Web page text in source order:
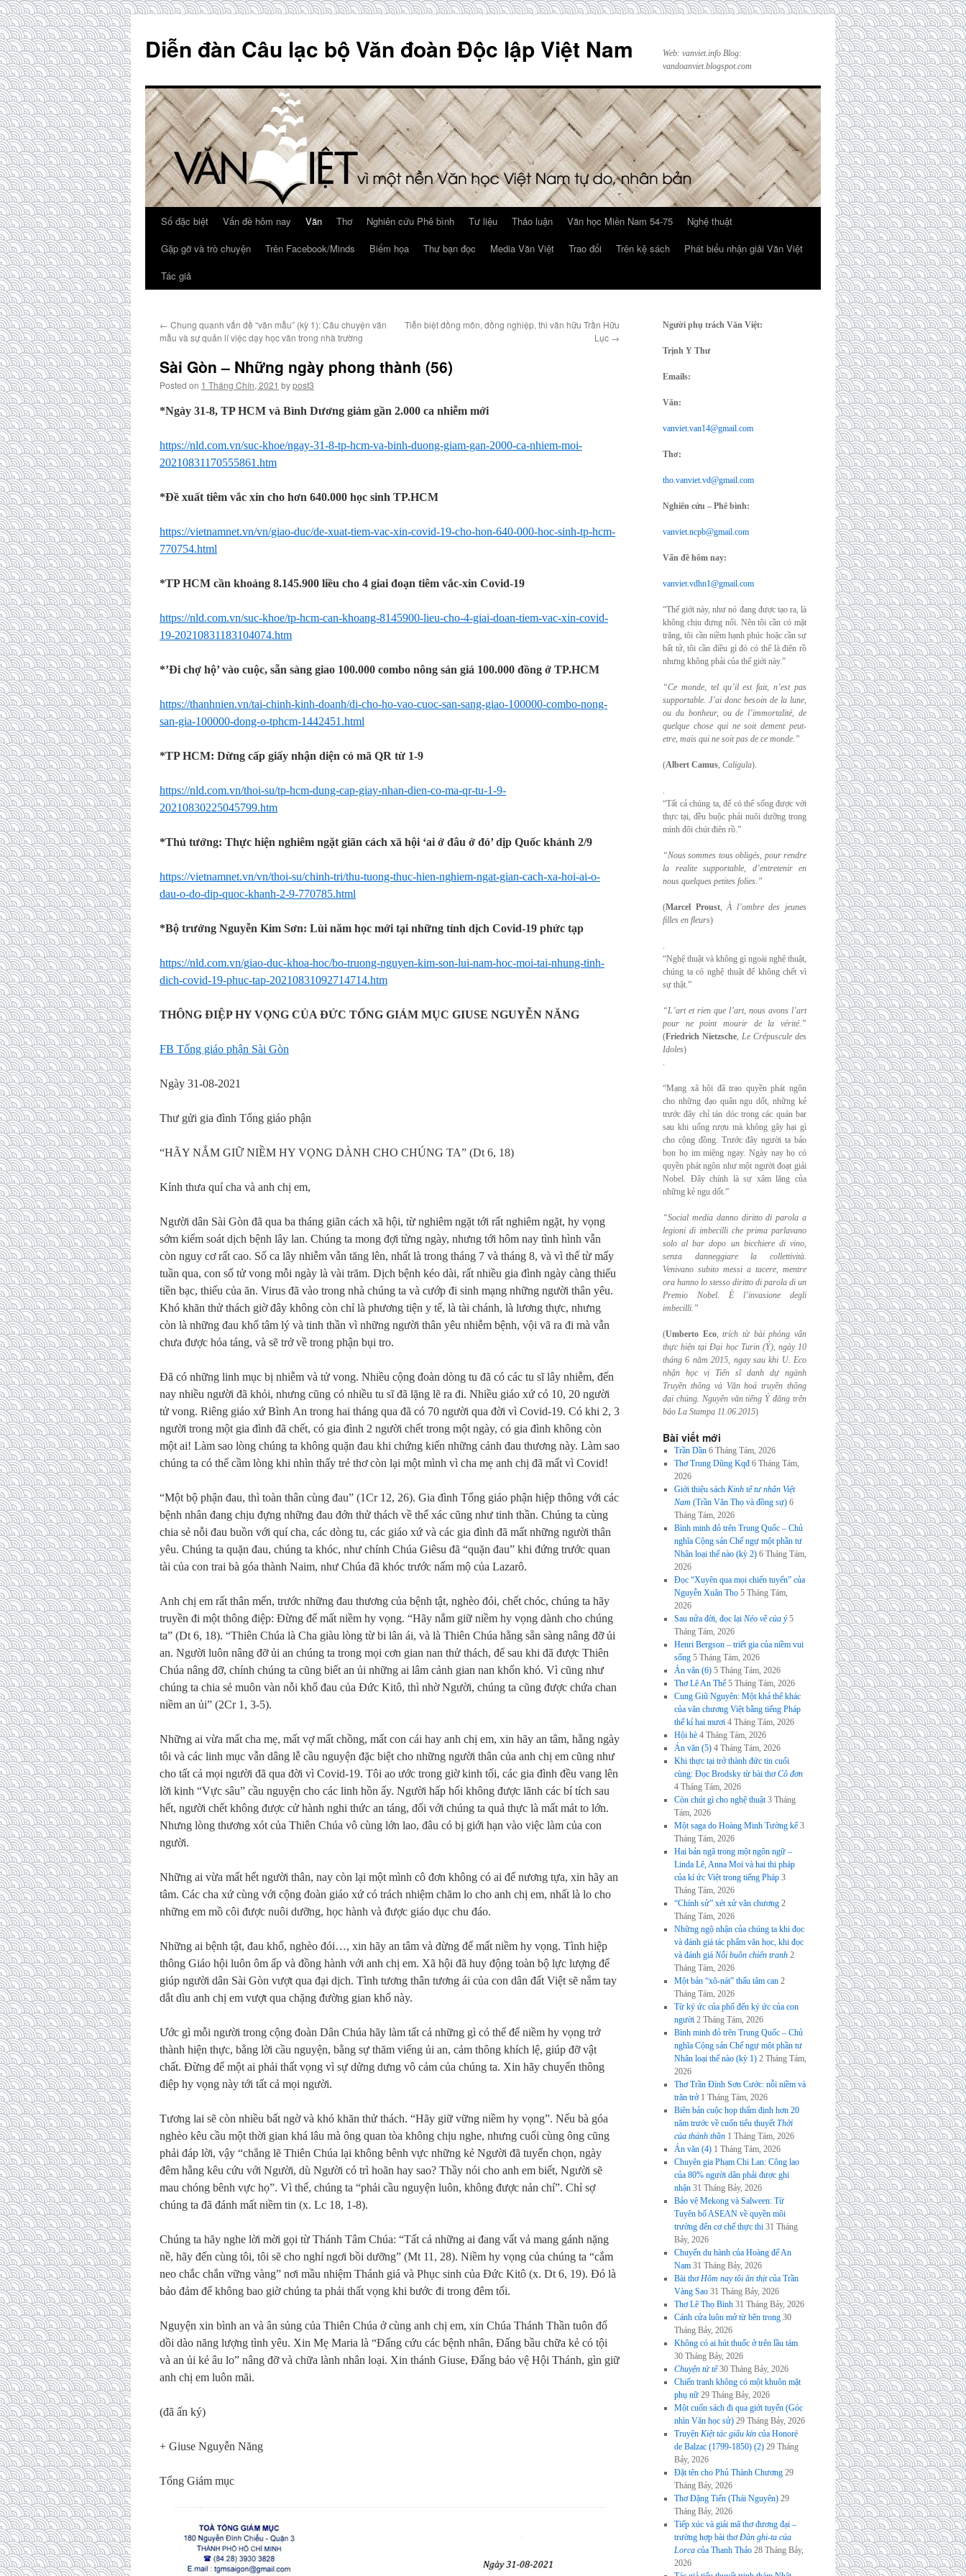
content
Diễn đàn Câu lạc bộ Văn đoàn Độc lập Việt Nam
Web: vanviet.info Blog:
vandoanviet.blogspot.com
Số đặc biệt Vấn đề hôm nay Văn Thơ Nghiên cứu Phê bình Tư liệu Thảo luận Văn học Miền Nam 54-75
Nghệ thuật
Gặp gỡ và trò chuyện
Trên Facebook/Minds Biếm họa Thư bạn đọc Media Văn Việt Trao đổi Trên kệ sách
Phát biểu nhận giải Văn Việt
Tác giả
← Chung quanh vấn đề “văn mẫu” (kỳ 1): Câu chuyện văn
mẫu và sự quản lí việc dạy học văn trong nhà trường
Tiễn biệt đồng môn, đồng nghiệp, thi văn hữu Trần Hữu
Lục →
Sài Gòn – Những ngày phong thành (56)
Posted on 1 Tháng Chín, 2021 bypost3
*Ngày 31-8, TP HCM và Bình Dương giảm gần 2.000 ca nhiễm mới
https://nld.com.vn/suc-khoe/ngay-31-8-tp-hcm-va-binh-duong-giam-gan-2000-ca-nhiem-moi-
20210831170555861.htm
*Đề xuất tiêm vắc xin cho hơn 640.000 học sinh TP.HCM
https://vietnamnet.vn/vn/giao-duc/de-xuat-tiem-vac-xin-covid-19-cho-hon-640-000-hoc-sinh-tp-hcm-
770754.html
*TP HCM cần khoảng 8.145.900 liều cho 4 giai đoạn tiêm vắc-xin Covid-19
https://nld.com.vn/suc-khoe/tp-hcm-can-khoang-8145900-lieu-cho-4-giai-doan-tiem-vac-xin-covid-
19-20210831183104074.htm
*’Đi chợ hộ’ vào cuộc, sẵn sàng giao 100.000 combo nông sản giá 100.000 đồng ở TP.HCM
https://thanhnien.vn/tai-chinh-kinh-doanh/di-cho-ho-vao-cuoc-san-sang-giao-100000-combo-nong-
san-gia-100000-dong-o-tphcm-1442451.html
*TP HCM: Dừng cấp giấy nhận diện có mã QR từ 1-9
https://nld.com.vn/thoi-su/tp-hcm-dung-cap-giay-nhan-dien-co-ma-qr-tu-1-9-
20210830225045799.htm
*Thủ tướng: Thực hiện nghiêm ngặt giãn cách xã hội ‘ai ở đâu ở đó’ dịp Quốc khánh 2/9
https://vietnamnet.vn/vn/thoi-su/chinh-tri/thu-tuong-thuc-hien-nghiem-ngat-gian-cach-xa-hoi-ai-o-
dau-o-do-dip-quoc-khanh-2-9-770785.html
*Bộ trưởng Nguyễn Kim Sơn: Lùi năm học mới tại những tỉnh dịch Covid-19 phức tạp
https://nld.com.vn/giao-duc-khoa-hoc/bo-truong-nguyen-kim-son-lui-nam-hoc-moi-tai-nhung-tinh-
dich-covid-19-phuc-tap-20210831092714714.htm
THÔNG ĐIỆP HY VỌNG CỦA ĐỨC TỔNG GIÁM MỤC GIUSE NGUYỄN NĂNG
FB Tổng giáo phận Sài Gòn
Ngày 31-08-2021
Thư gửi gia đình Tổng giáo phận
“HÃY NẮM GIỮ NIỀM HY VỌNG DÀNH CHO CHÚNG TA” (Dt 6, 18)
Kính thưa quí cha và anh chị em,
Người dân Sài Gòn đã qua ba tháng giãn cách xã hội, từ nghiêm ngặt tới rất nghiêm ngặt, hy vọng
sớm kiểm soát dịch bệnh lây lan. Chúng ta mong đợi từng ngày, nhưng tới hôm nay tình hình vẫn
còn nguy cơ rất cao. Số ca lây nhiễm vẫn tăng lên, nhất là trong tháng 7 và tháng 8, và vì thế từ mấy
tuần qua, con số tử vong mỗi ngày là vài trăm. Dịch bệnh kéo dài, rất nhiều gia đình ngày càng thiếu
tiền bạc, thiếu của ăn. Virus đã vào trong nhà chúng ta và cướp đi sinh mạng những người thân yêu.
Khó khăn thử thách giờ đây không còn chỉ là phương tiện y tế, là tài chánh, là lương thực, nhưng
còn là những đau khổ tâm lý và tinh thần vì những người thân yêu nhiễm bệnh, vội vã ra đi mà vẫn
chưa được hỏa táng, và sẽ trở về trong phận bụi tro.
Đã có những linh mục bị nhiễm và tử vong. Nhiều cộng đoàn dòng tu đã có các tu sĩ lây nhiễm, đến
nay nhiều người đã khỏi, nhưng cũng có nhiều tu sĩ đã lặng lẽ ra đi. Nhiều giáo xứ có 10, 20 người
tử vong. Riêng giáo xứ Bình An trong hai tháng qua đã có 70 người qua đời vì Covid-19. Có khi 2, 3
người trong một gia đình đã chết, có gia đình 2 người chết trong một ngày, có gia đình không còn
một ai! Làm sao lòng chúng ta không quặn đau khi chứng kiến những cảnh đau thương này. Làm sao
chúng ta có thể cầm lòng khi nhìn thấy trẻ thơ còn lại một mình vì cha mẹ anh chị đã mất vì Covid!
“Một bộ phận đau, thì toàn thân cùng đau” (1Cr 12, 26). Gia đình Tổng giáo phận hiệp thông với các
bệnh nhân đang chịu đựng những đau đớn thử thách về thể xác cũng như tinh thần. Chúng ta cùng
chia sẻ nỗi đau buồn với quí cha, các dòng tu, các giáo xứ và các gia đình đã mất những người thân
yêu. Chúng ta quặn đau, chúng ta khóc, như chính Chúa Giêsu đã “quặn đau” khi đứng trước quan
tài của con trai bà góa thành Naim, như Chúa đã khóc trước nấm mộ của Lazarô.
Anh chị em rất thân mến, trước những đau thương của bệnh tật, nghèo đói, chết chóc, chúng ta hãy
truyền đi một thông điệp: Đừng để mất niềm hy vọng. “Hãy nắm giữ niềm hy vọng dành cho chúng
ta” (Dt 6, 18). “Thiên Chúa là Cha giàu lòng từ bi lân ái, và là Thiên Chúa hằng sẵn sàng nâng đỡ ủi
an. Người luôn nâng đỡ ủi an chúng ta trong mọi cơn gian nan thử thách, để sau khi đã được Thiên
Chúa nâng đỡ, chính chúng ta cũng biết an ủi những ai lâm cảnh gian nan khốn khó. Vì cũng như
chúng ta chia sẻ muôn vàn nỗi khổ đau của Đức Kitô, thì nhờ Người, chúng ta cũng được chứa chan
niềm an ủi” (2Cr 1, 3-5).
Những ai vừa mất cha mẹ, mất vợ mất chồng, mất con cái hay anh chị em, xin hãy an tâm, hằng ngày
tôi và các linh mục vẫn dâng lễ cầu nguyện đặc biệt cho những người thân của anh chị em cũng như
cho tất cả mọi người đã qua đời vì Covid-19. Tôi ao ước trong giờ kinh tối, các gia đình đều vang lên
lời kinh “Vực sâu” cầu nguyện cho các linh hồn ấy. Người hấp hối không được lãnh các bí tích sau
hết, người chết không được cử hành nghi thức an táng, đối với chúng ta quả thực là mất mát to lớn.
Nhưng lòng thương xót của Thiên Chúa vô cùng lớn lao, đâu có bị giới hạn vào việc làm của con
người.
Những ai vừa mất hết người thân, nay còn lại một mình cô đơn không có ai để nương tựa, xin hãy an
tâm. Các cha xứ cùng với cộng đoàn giáo xứ có trách nhiệm chăm lo cho anh chị em, nhất là lo cho
những em mồ côi được nuôi dưỡng, học hành và được giáo dục chu đáo.
Những ai bệnh tật, đau khổ, nghèo đói…, xin hãy an tâm và đừng để mất niềm hy vọng. Tình hiệp
thông Giáo hội luôn ôm ấp và đồng hành với anh chị em. Xã hội đã huy động toàn bộ lực lượng để
giúp người dân Sài Gòn vượt qua đại dịch. Tình tương thân tương ái của con dân đất Việt sẽ nắm tay
dắt dìu anh chị em vượt qua chặng đường gian khổ này.
Ước gì mỗi người trong cộng đoàn Dân Chúa hãy làm tất cả những gì có thể để niềm hy vọng trở
thành hiện thực, bằng lời cầu nguyện, bằng sự thăm viếng ủi an, cảm thông khích lệ, giúp đỡ vật
chất. Đừng để một ai phải thất vọng vì sự dửng dưng vô cảm của chúng ta. Xin hãy chuyển thông
điệp hy vọng này tới tất cả mọi người.
Tương lai sẽ còn nhiều bất ngờ và khó khăn thử thách. “Hãy giữ vững niềm hy vọng”. Nếu bà góa
nghèo kêu cầu một thời gian khá lâu mà ông quan tòa không chịu nghe, nhưng cuối cùng ông cũng
phải đáp lời, vậy “chẳng lẽ Thiên Chúa lại không bênh vực những kẻ Người đã tuyển chọn, ngày
đêm hằng kêu cứu với Người, dù Người có trì hoãn hay sao? Thầy nói cho anh em biết, Người sẽ
mau chóng bênh vực họ”. Vì thế, chúng ta “phải cầu nguyện luôn, không được nản chí”. Chỉ sợ
chúng ta đã đánh mất niềm tin (x. Lc 18, 1-8).
Chúng ta hãy nghe lời mời gọi từ Thánh Tâm Chúa: “Tất cả những ai đang vất vả mang gánh nặng
nề, hãy đến cùng tôi, tôi sẽ cho nghỉ ngơi bồi dưỡng” (Mt 11, 28). Niềm hy vọng của chúng ta “cắm
neo chắc chắn vững vàng” nơi mầu nhiệm Thánh giá và Phục sinh của Đức Kitô (x. Dt 6, 19). Đó là
bảo đảm để không bao giờ chúng ta phải thất vọng khi bước đi trong đêm tối.
Nguyện xin bình an và ân sủng của Thiên Chúa ở cùng anh chị em, xin Chúa Thánh Thần tuôn đổ
dồi dào năng lượng tình yêu. Xin Mẹ Maria là “Đấng cứu các bệnh nhân, Đấng bầu chữa kẻ có tội
và an ủi kẻ âu lo” nâng đỡ và chữa lành nhân loại. Xin thánh Giuse, Đấng bảo vệ Hội Thánh, gìn giữ
anh chị em luôn mãi.
(đã ấn ký)
+ Giuse Nguyễn Năng
Tổng Giám mục
Người phụ trách Văn Việt:
Trịnh Y Thư
Emails:
Văn:
vanviet.van14@gmail.com
Thơ:
tho.vanviet.vd@gmail.com
Nghiên cứu – Phê bình:
vanviet.ncpb@gmail.com
Vấn đề hôm nay:
vanviet.vdhn1@gmail.com
“Thế giới này, như nó đang được tạo ra, là
không chịu đựng nổi. Nên tôi cần có mặt
trăng, tôi cần niềm hạnh phúc hoặc cần sự
bất tử, tôi cần điều gì đó có thể là điên rồ
nhưng không phải của thế giới này.”
“Ce monde, tel qu’il est fait, n’est pas
supportable. J’ai donc besoin de la lune,
ou du bonheur, ou de l’immortalité, de
quelque chose qui ne soit dement peut-
etre, mais qui ne soit pas de ce monde.”
(Albert Camus, Caligula).
.
“Tất cả chúng ta, để có thể sống được với
thực tại, đều buộc phải nuôi dưỡng trong
mình đôi chút điên rồ.”
“Nous sommes tous obligés, pour rendre
la realite supportable, d’entretenir en
nous quelques petites folies.”
(Marcel Proust,À l’ombre des jeunes
filles en fleurs)
.
“Nghệ thuật và không gì ngoài nghệ thuật,
chúng ta có nghệ thuật để không chết vì
sự thật.”
“L’art et rien que l’art, nous avons l’art
pour ne point mourir de la vérité.”
(Friedrich Nietzsche, Le Crépuscule des
Idoles)
.
“Mạng xã hội đã trao quyền phát ngôn
cho những đạo quân ngu dốt, những kẻ
trước đây chỉ tán dóc trong các quán bar
sau khi uống rượu mà không gây hại gì
cho cộng đồng. Trước đây người ta bảo
bọn họ im miệng ngay. Ngày nay họ có
quyền phát ngôn như một người đoạt giải
Nobel. Đây chính là sự xâm lăng của
những kẻ ngu dốt.”
“Social media danno diritto di parola a
legioni di imbecilli che prima parlavano
solo albar dopo un bicchiere di vino,
senza danneggiare la collettività.
Venivano subito messi a tacere, mentre
ora hanno lo stesso diritto di parola di un
Premio Nobel. È l’invasione degli
imbecilli.”
(Umberto Eco,trích từ bài phỏng vấn
thực hiện tại Đại học Turin (Ý), ngày 10
tháng 6 năm 2015, ngay sau khi U. Eco
nhận học vị Tiến sĩ danh dự ngành
Truyền thông và Văn hoá truyền thông
đại chúng. Nguyên văn tiếng Ý đăng trên
báo La Stampa 11.06.2015)
Bài viết mới
Trần Dần 6 Tháng Tám, 2026
Thơ Trung Dũng Kqđ 6 Tháng Tám,
2026
Giới thiệu sách Kinh tế tư nhân Việt
Nam (Trần Văn Thọ và đồng sự) 6
Tháng Tám, 2026
Bình minh đỏ trên Trung Quốc – Chủ
nghĩa Cộng sản Chế ngự một phần tư
Nhân loại thế nào (kỳ 2) 6 Tháng Tám,
2026
Đọc “Xuyên qua mọi chiến tuyến” của
Nguyễn Xuân Thọ 5 Tháng Tám,
2026
Sau nửa đời, đọc lại Nẻo về của ý 5
Tháng Tám, 2026
Henri Bergson – triết gia của niềm vui
sống 5 Tháng Tám, 2026
Án văn (6) 5 Tháng Tám, 2026
Thơ Lê An Thế 5 Tháng Tám, 2026
Cung Giũ Nguyên: Một khả thể khác
của văn chương Việt bằng tiếng Pháp
thế kỉ hai mươi 4 Tháng Tám, 2026
Hội hè 4 Tháng Tám, 2026
Án văn (5) 4 Tháng Tám, 2026
Khi thực tại trở thành đức tin cuối
cùng: Đọc Brodsky từ bài thơCô đơn
4 Tháng Tám, 2026
Còn chút gì cho nghệ thuật 3 Tháng
Tám, 2026
Một saga do Hoàng Minh Tường kể 3
Tháng Tám, 2026
Hai bản ngã trong một ngôn ngữ –
Linda Lê, Anna Moï và hai thi pháp
của kí ức Việt trong tiếng Pháp 3
Tháng Tám, 2026
“Chính sử” xét xử văn chương 2
Tháng Tám, 2026
Những ngộ nhận của chúng ta khi đọc
và đánh giá tác phẩm văn học, khi đọc
và đánh giá Nỗi buồn chiến tranh 2
Tháng Tám, 2026
Một bản “xô-nát” thấu tâm can 2
Tháng Tám, 2026
Từ ký ức của phố đến ký ức của con
người 2 Tháng Tám, 2026
Bình minh đỏ trên Trung Quốc – Chủ
nghĩa Cộng sản Chế ngự một phần tư
Nhân loại thế nào (kỳ 1) 2 Tháng Tám,
2026
Thơ Trần Đình Sơn Cước: nỗi niềm và
trăn trở 1 Tháng Tám, 2026
Biên bản cuộc họp thẩm định hơn 20
năm trước về cuốn tiểu thuyếtThời
của thánh thần 1 Tháng Tám, 2026
Án văn (4) 1 Tháng Tám, 2026
Chuyên gia Phạm Chi Lan: Công lao
của 80% người dân phải được ghi
nhận 31 Tháng Bảy, 2026
Bảo vệ Mekong và Salween: Từ
Tuyên bố ASEAN về quyền môi
trường đến cơ chế thực thi 31 Tháng
Bảy, 2026
Chuyến du hành của Hoàng đế An
Nam 31 Tháng Bảy, 2026
Bài thơHôm nay tôi ăn thịtcủa Trần
Vàng Sao 31 Tháng Bảy, 2026
Thơ Lê Thọ Bình 31 Tháng Bảy, 2026
Cánh cửa luôn mở từ bên trong 30
Tháng Bảy, 2026
Không có ai hút thuốc ở trên lầu tám
30 Tháng Bảy, 2026
Chuyện tử tế 30 Tháng Bảy, 2026
Chiến tranh không có một khuôn mặt
phụ nữ 29 Tháng Bảy, 2026
Một cuốn sách đi qua giới tuyến (Góc
nhìn Văn học sử) 29 Tháng Bảy, 2026
Truyện Kiệt tác giấu kíncủa Honoré
de Balzac (1799-1850) (2) 29 Tháng
Bảy, 2026
Đặt tên cho Phủ Thành Chương 29
Tháng Bảy, 2026
Thơ Đặng Tiến (Thái Nguyên) 29
Tháng Bảy, 2026
Tiếp xúc và giải mã thơ đương đại –
trường hợp bài thơĐàn ghi-ta của
Lorcacủa Thanh Thảo 28 Tháng Bảy,
2026